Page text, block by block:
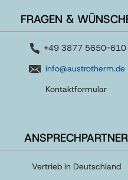
FRAGEN &
+49 3877 5650-610
info@austrotherm.de
Kontaktformular
ANSPRECHPARTNER
Vertrieb in Deutschland